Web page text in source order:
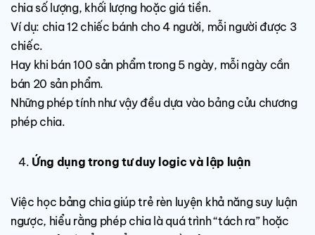
chia số lượng, khối lượng hoặc giá tiền.
Ví dụ: chia 12 chiếc bánh cho 4 người, mỗi người được 3
chiếc.
Hay khi bán 100 sản phẩm trong 5 ngày, mỗi ngày cần
bán 20 sản phẩm.
Những phép tính như vậy đều dựa vào bảng cửu chương
phép chia.
Ứng dụng trong tư duy logic và lập luận
Việc học bảng chia giúp trẻ rèn luyện khả năng suy luận
ngược, hiểu rằng phép chia là quá trình “tách ra” hoặc